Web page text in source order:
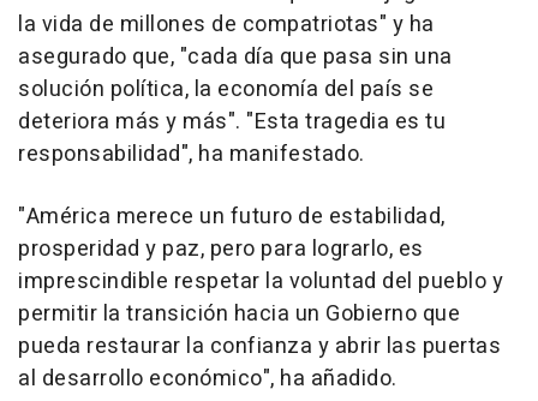
la vida de millones de compatriotas" y ha
asegurado que, "cada día que pasa sin una
solución política, la economía del país se
deteriora más y más". "Esta tragedia es tu
responsabilidad", ha manifestado.
"América merece un futuro de estabilidad,
prosperidad y paz, pero para lograrlo, es
imprescindible respetar la voluntad del pueblo y
permitir la transición hacia un Gobierno que
pueda restaurar la confianza y abrir las puertas
al desarrollo económico", ha añadido.